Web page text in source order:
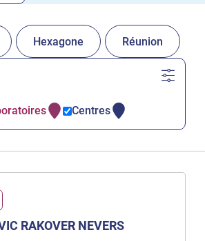
Hexagone Réunion
Centres
RAKOVER NEVERS